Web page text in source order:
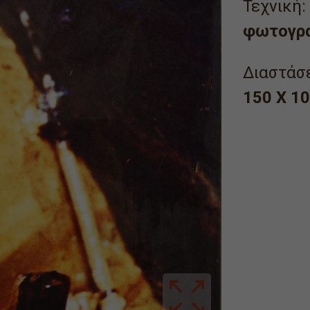
Τεχνική:
150 Χ